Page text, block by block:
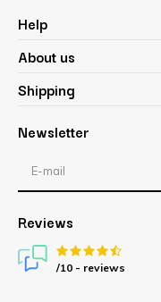
Help
About us
Shipping
Newsletter
Reviews
/10 - reviews